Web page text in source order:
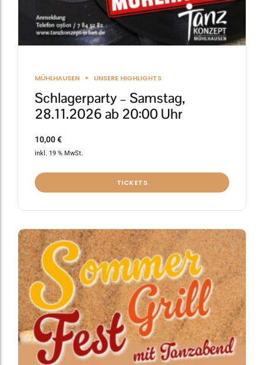
MÜHLHAUSEN UNSERE HIGHLIGHTS
Schlagerparty – Samstag,
28.11.2026 ab 20:00 Uhr
10,00€
inkl. 19 % MwSt.
TICKETS